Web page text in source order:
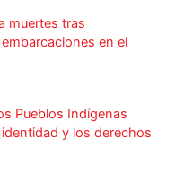
muertes tras
en el
Pueblos Indígenas
y los derechos